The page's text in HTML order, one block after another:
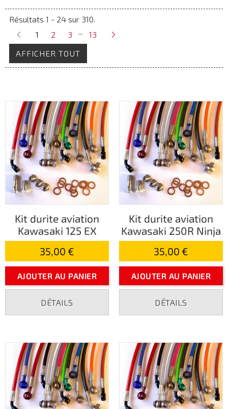
Résultats 1 - 24 sur 310.
1
2 3 ...
13
AFFICHER TOUT
Kit durite aviation
Kawasaki 125 EX
35,00 €
AJOUTER AU PANIER
DÉTAILS
Kit durite aviation
Kawasaki 250R Ninja
35,00 €
AJOUTER AU PANIER
DÉTAILS